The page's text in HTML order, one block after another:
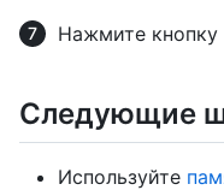
Нажмите кнопку
Следующие
Используйте